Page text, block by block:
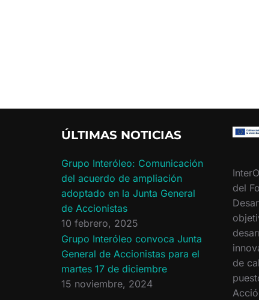
ÚLTIMAS NOTICIAS
Grupo Interóleo: Comunicación
del acuerdo de ampliación
adoptado en la Junta General
de Accionistas
10 febrero, 2025
Grupo Interóleo convoca Junta
General de Accionistas para el
martes 17 de diciembre
15 noviembre, 2024
del
de